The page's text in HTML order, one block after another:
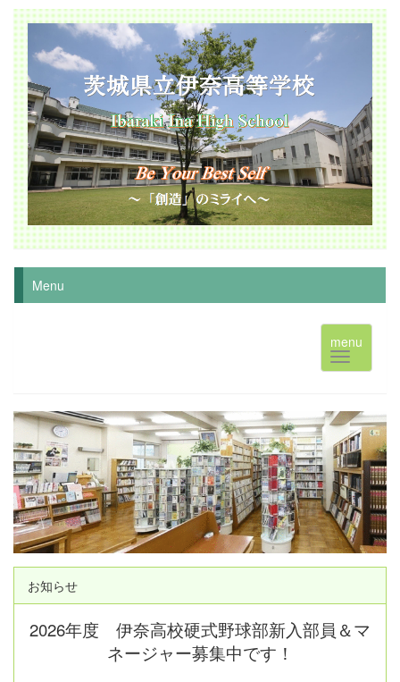
Menu
menu
お知らせ
2026年度 伊奈高校硬式野球部新入部員＆マ
ネージャー募集中です！